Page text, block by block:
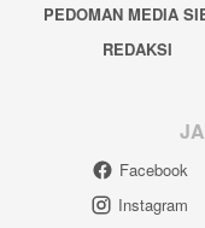
PEDOMAN MEDIA
REDAKSI
Facebook
Instagram